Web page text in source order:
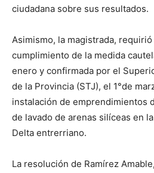
ciudadana sobre sus resultados.
Asimismo, la magistrada,
cumplimiento de la medida
enero y confirmada por el
de la Provincia (STJ), el 1°de
instalación de emprendimientos
de lavado de arenas silíceas en
Delta entrerriano.
La resolución de Ramírez